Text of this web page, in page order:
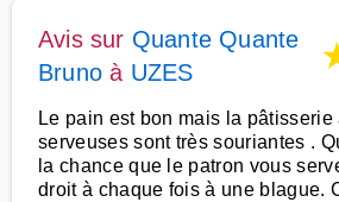
Avis sur Quante Quante
Bruno à UZES
Le pain est bon mais la pâtisserie
serveuses sont très souriantes .
la chance que le patron vous
droit à chaque fois à une blague.